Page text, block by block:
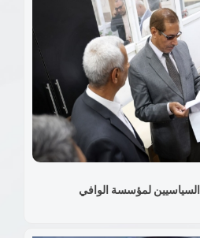
لمؤسسة الوافي